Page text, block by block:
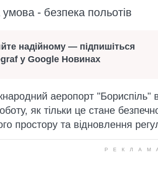
- безпека польотів
надійному — підпишіться
у Google Новинах
аеропорт "Бориспіль"
як тільки це стане
простору та відновлення